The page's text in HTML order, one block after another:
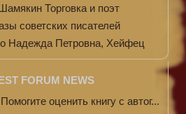
Торговка и поэт
советских писателей
Надежда Петровна, Хейфец
FORUM NEWS
Помогите оценить книгу с автог...